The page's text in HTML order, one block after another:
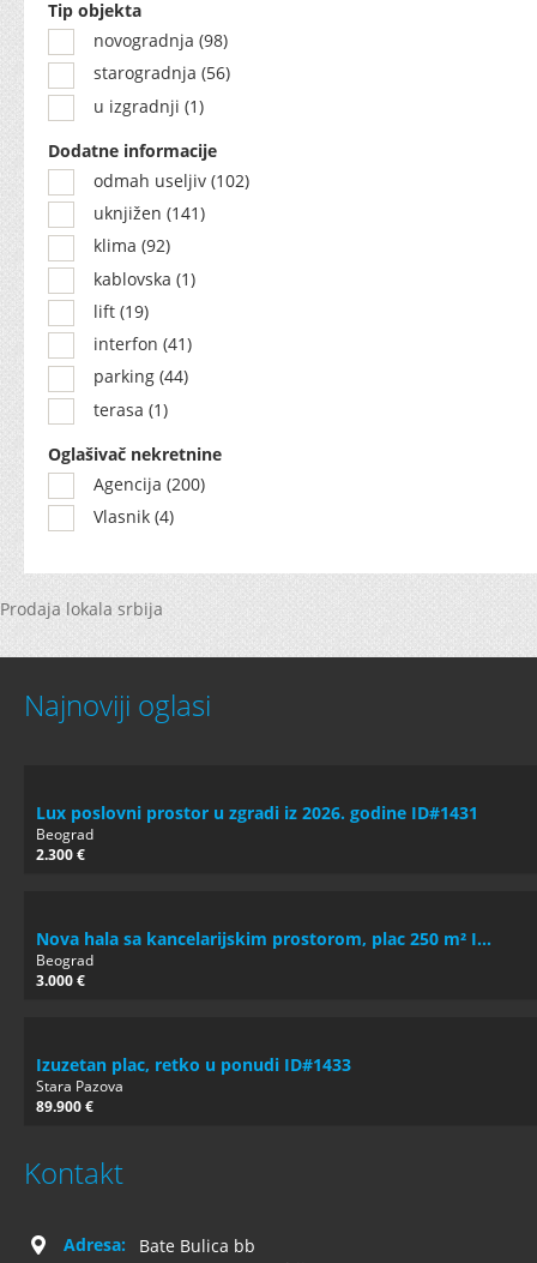
Tip objekta
novogradnja (98)
starogradnja (56)
u izgradnji (1)
Dodatne informacije
odmah useljiv (102)
uknjižen (141)
klima (92)
kablovska (1)
lift (19)
interfon (41)
parking (44)
terasa (1)
Oglašivač nekretnine
Agencija (200)
Vlasnik (4)
Prodaja lokala srbija
Najnoviji oglasi
Lux poslovni prostor u zgradi iz 2026. godine ID#1431
Beograd
2.300 €
Nova hala sa kancelarijskim prostorom, plac 250 m² I...
Beograd
3.000 €
Izuzetan plac, retko u ponudi ID#1433
Stara Pazova
89.900 €
Kontakt
Adresa:
Bate Bulica bb